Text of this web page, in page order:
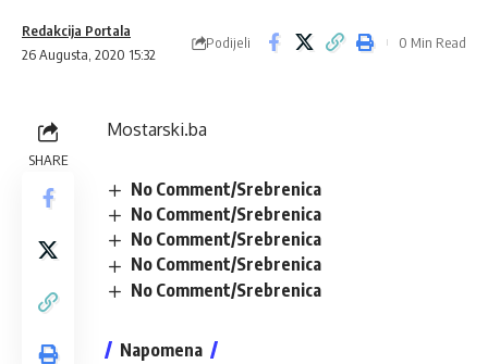
26 Augusta, 2020 15:32
Redakcija Portala
Podijeli 0 Min Read
SHARE
Mostarski.ba
No Comment/Srebrenica
No Comment/Srebrenica
No Comment/Srebrenica
No Comment/Srebrenica
No Comment/Srebrenica
Napomena